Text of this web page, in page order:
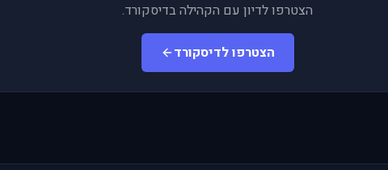
הצטרפו לדיון עם הקהילה בדיסקורד.
הצטרפו לדיסקורד